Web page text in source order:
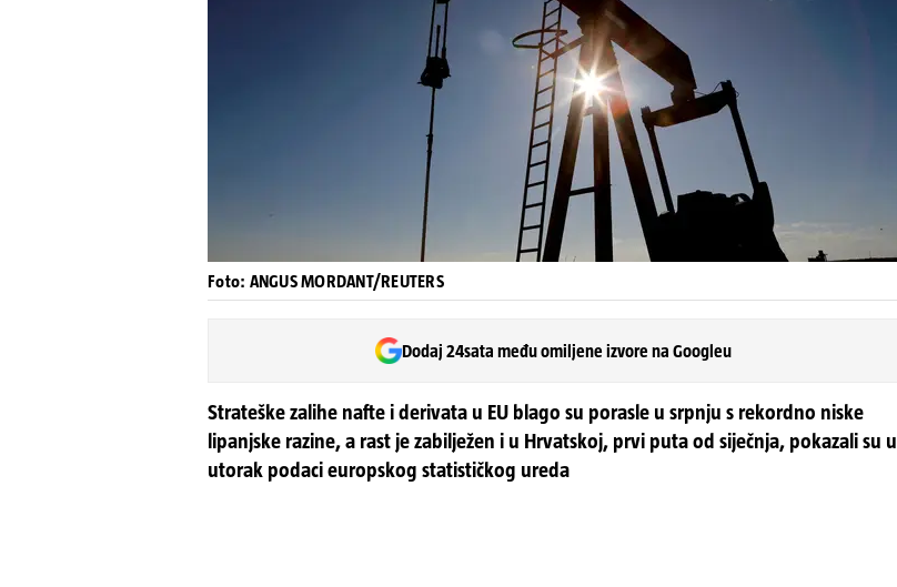
Foto: ANGUS MORDANT/REUTERS
Dodaj 24sata među omiljene izvore na Googleu
Strateške zalihe nafte i derivata u EU blago su porasle u srpnju s rekordno niske
lipanjske razine, a rast je zabilježen i u Hrvatskoj, prvi puta od siječnja, pokazali su u
utorak podaci europskog statističkog ureda